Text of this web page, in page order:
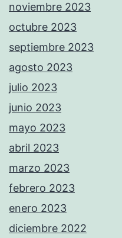
noviembre 2023
octubre 2023
septiembre 2023
agosto 2023
julio 2023
junio 2023
mayo 2023
abril 2023
marzo 2023
febrero 2023
enero 2023
diciembre 2022